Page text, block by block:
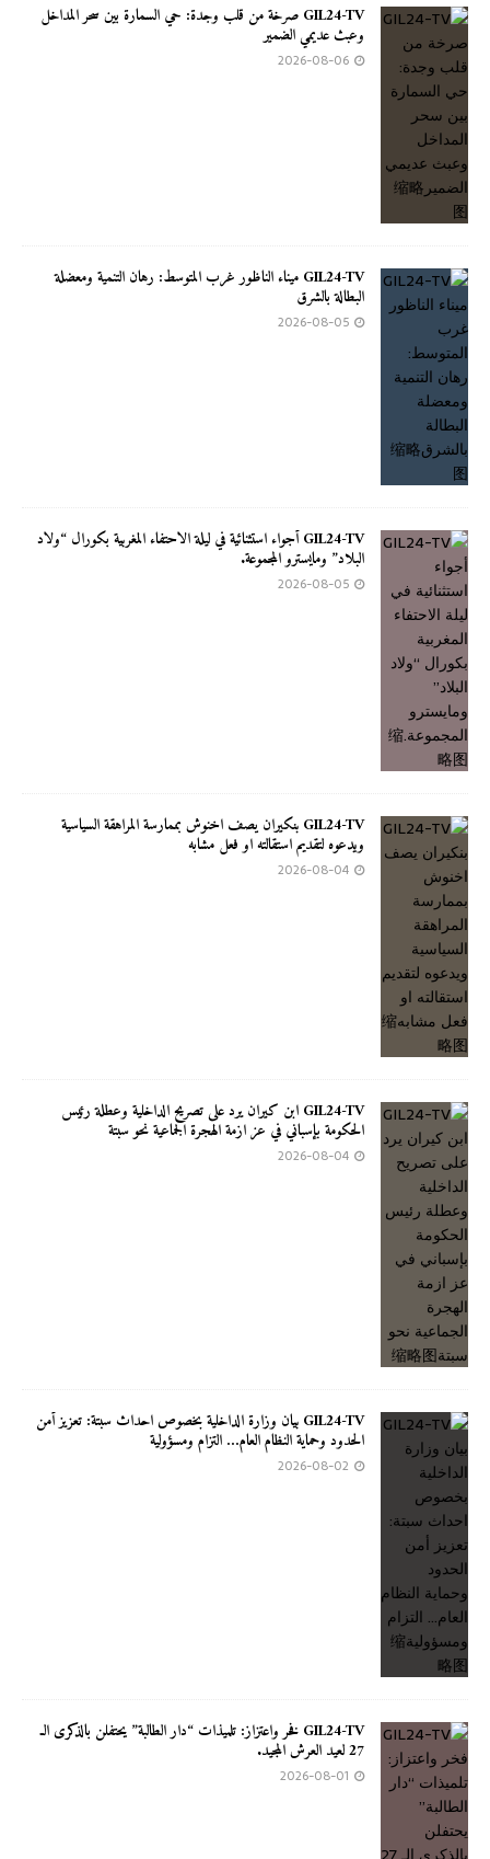
GIL24-TV صرخة من قلب وجدة: حي السمارة بين سحر المداخل
وعبث عديمي الضمير
2026-08-06
GIL24-TV ميناء الناظور غرب المتوسط: رهان التنمية ومعضلة
البطالة بالشرق
2026-08-05
GIL24-TV أجواء استثنائية في ليلة الاحتفاء المغربية بكورال “ولاد
البلاد” ومايسترو المجموعة.
2026-08-05
GIL24-TV بنكيران يصف اخنوش بممارسة المراهقة السياسية
ويدعوه لتقديم استقالته او فعل مشابه
2026-08-04
GIL24-TV ابن كيران يرد على تصريح الداخلية وعطلة رئيس
الحكومة بإسباني في عز ازمة الهجرة الجماعية نحو سبتة
2026-08-04
GIL24-TV بيان وزارة الداخلية بخصوص احداث سبتة: تعزيز أمن
الحدود وحماية النظام العام… التزام ومسؤولية
2026-08-02
GIL24-TV فخر واعتزاز: تلميذات “دار الطالبة” يحتفلن بالذكرى الـ
27 لعيد العرش المجيد.
2026-08-01